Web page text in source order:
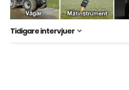
Tidigare intervjuer